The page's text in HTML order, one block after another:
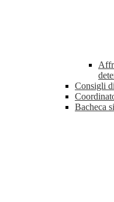
Consigli
Bacheca